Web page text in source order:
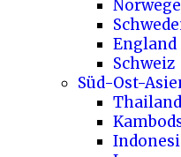
England
Schweiz
Süd-Ost-
Thailand